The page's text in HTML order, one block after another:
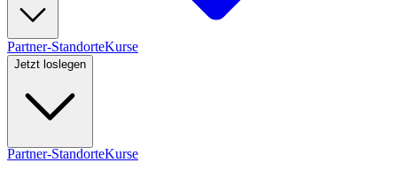
Partner-StandorteKurse
Jetzt loslegen
Partner-StandorteKurse